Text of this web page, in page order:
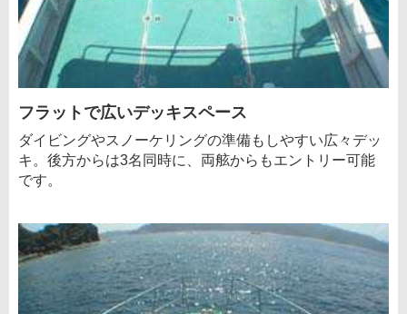
フラットで広いデッキスペース
ダイビングやスノーケリングの準備もしやすい広々デッ
キ。後方からは3名同時に、両舷からもエントリー可能
です。